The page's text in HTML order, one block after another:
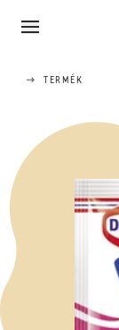
TERMÉK